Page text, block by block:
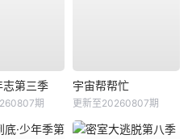
志第三季
期
宇宙帮帮忙
更新至20260807期